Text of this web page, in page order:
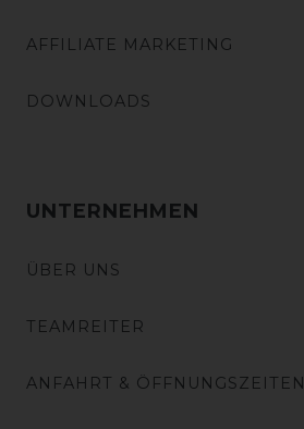
AFFILIATE MARKETING
DOWNLOADS
UNTERNEHMEN
ÜBER UNS
TEAMREITER
ANFAHRT & ÖFFNUNGSZEITEN